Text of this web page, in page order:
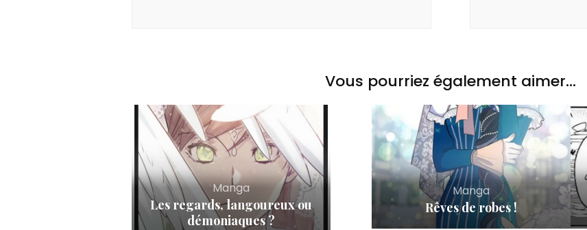
Vous pourriez également aimer...
Manga
Les regards, langoureux ou
démoniaques ?
Manga
Rêves de robes !